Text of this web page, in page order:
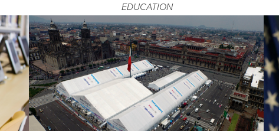
EDUCATION